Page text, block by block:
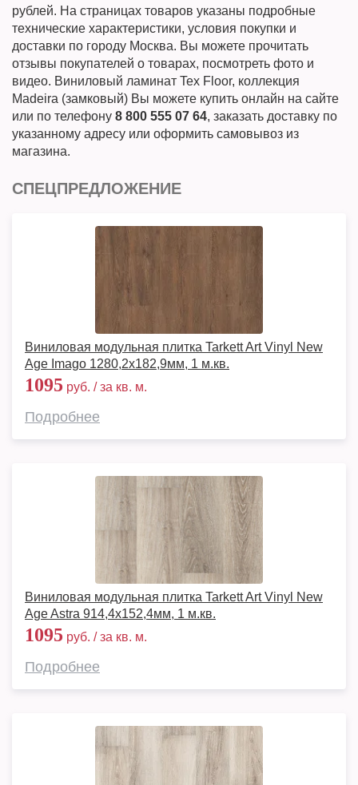
рублей. На страницах товаров указаны подробные
технические характеристики, условия покупки и
доставки по городу Москва. Вы можете прочитать
отзывы покупателей о товарах, посмотреть фото и
видео. Виниловый ламинат Tex Floor, коллекция
Madeira (замковый) Вы можете купить онлайн на сайте
или по телефону 8 800 555 07 64, заказать доставку по
указанному адресу или оформить самовывоз из
магазина.
СПЕЦПРЕДЛОЖЕНИЕ
Виниловая модульная плитка Tarkett Art Vinyl New
Age Imago 1280,2х182,9мм, 1 м.кв.
1095 руб. / за кв. м.
Подробнее
Виниловая модульная плитка Tarkett Art Vinyl New
Age Astra 914,4х152,4мм, 1 м.кв.
1095 руб. / за кв. м.
Подробнее